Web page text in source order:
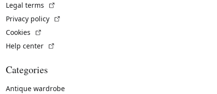
Legal terms
Privacy policy
Cookies
Help center
Categories
Antique wardrobe